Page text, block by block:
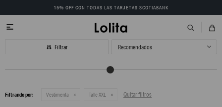
15% OFF CON TODAS LAS TARJETAS SCOTIABANK

Recomendados
Filtrando por: Vestimenta Talle XXL Quitar filtros